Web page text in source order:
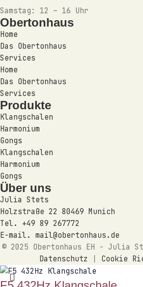
Samstag: 12 – 16 Uhr
Obertonhaus
Home
Das Obertonhaus
Services
Home
Das Obertonhaus
Services
Produkte
Klangschalen
Harmonium
Gongs
Klangschalen
Harmonium
Gongs
Über uns
Julia Stets
Holzstraße 22 80469 Munich
Tel. +49 89 267772
E-mail. mail@obertonhaus.de
© 2025 Obertonhaus EH - Julia
Datenschutz
Cookie